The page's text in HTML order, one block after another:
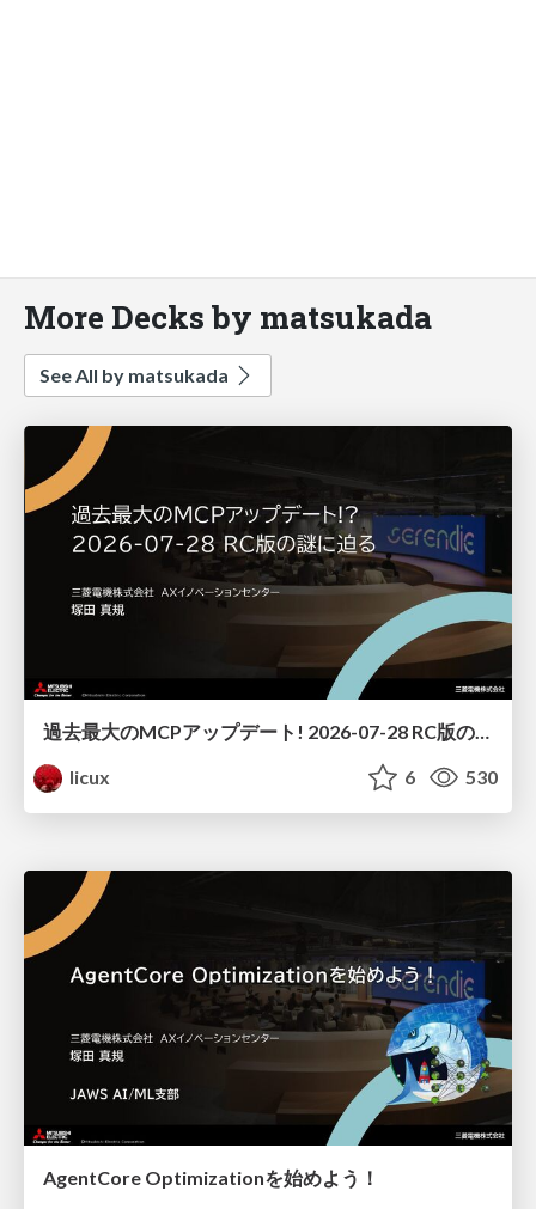
More Decks by matsukada
See All by matsukada
過去最大のMCPアップデート! 2026-07-28 RC版の謎に迫る
licux
6 530
AgentCore Optimizationを始めよう！